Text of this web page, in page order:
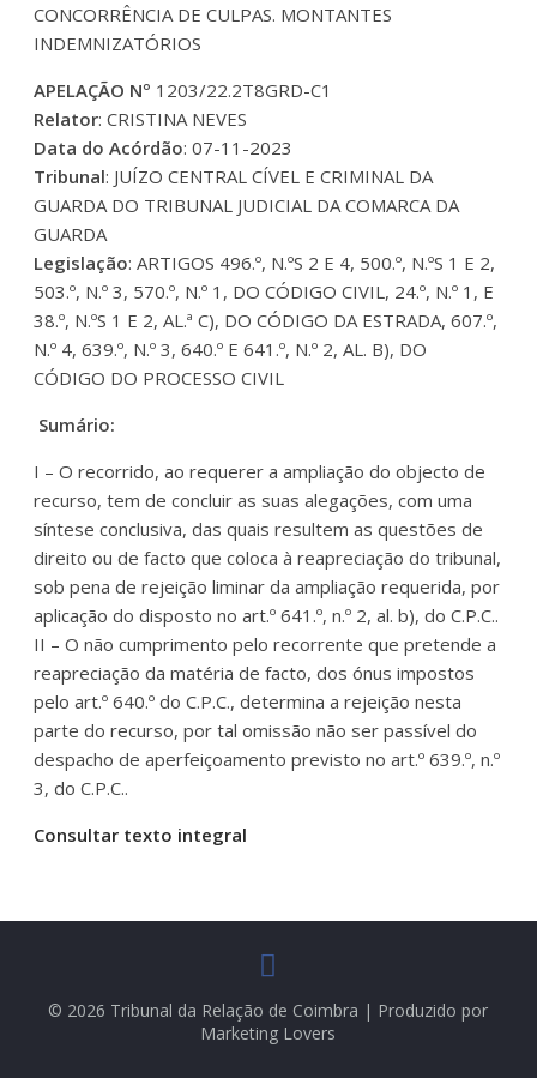
CONCORRÊNCIA DE CULPAS. MONTANTES
INDEMNIZATÓRIOS
APELAÇÃO Nº 1203/22.2T8GRD-C1
Relator: CRISTINA NEVES
Data do Acórdão: 07-11-2023
Tribunal: JUÍZO CENTRAL CÍVEL E CRIMINAL DA
GUARDA DO TRIBUNAL JUDICIAL DA COMARCA DA
GUARDA
Legislação: ARTIGOS 496.º, N.ºS 2 E 4, 500.º, N.ºS 1 E 2,
503.º, N.º 3, 570.º, N.º 1, DO CÓDIGO CIVIL, 24.º, N.º 1, E
38.º, N.ºS 1 E 2, AL.ª C), DO CÓDIGO DA ESTRADA, 607.º,
N.º 4, 639.º, N.º 3, 640.º E 641.º, N.º 2, AL. B), DO
CÓDIGO DO PROCESSO CIVIL
Sumário:
I – O recorrido, ao requerer a ampliação do objecto de
recurso, tem de concluir as suas alegações, com uma
síntese conclusiva, das quais resultem as questões de
direito ou de facto que coloca à reapreciação do tribunal,
sob pena de rejeição liminar da ampliação requerida, por
aplicação do disposto no art.º 641.º, n.º 2, al. b), do C.P.C..
II – O não cumprimento pelo recorrente que pretende a
reapreciação da matéria de facto, dos ónus impostos
pelo art.º 640.º do C.P.C., determina a rejeição nesta
parte do recurso, por tal omissão não ser passível do
despacho de aperfeiçoamento previsto no art.º 639.º, n.º
3, do C.P.C..
Consultar texto integral
© 2026 Tribunal da Relação de Coimbra | Produzido por
Marketing Lovers